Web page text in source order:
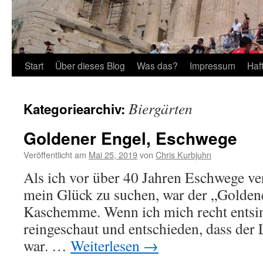
Start Über dieses Blog Was das? Impressum
Kategoriearchiv: Biergärten
Goldener Engel, Eschwege
Veröffentlicht am Mai 25, 2019von Chris Kurbjuhn
Als ich vor über 40 Jahren Eschwege
mein Glück zu suchen, war der
Kaschemme. Wenn ich mich recht
reingeschaut und entschieden, dass
war. … Weiterlesen →